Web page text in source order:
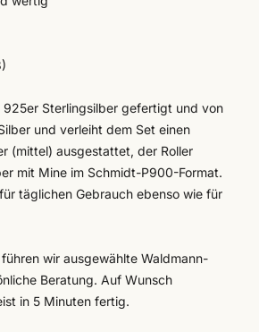
Sterlingsilber gefertigt und von
und verleiht dem Set einen
(mittel) ausgestattet, der Roller
mit Mine im Schmidt-P900-Format.
täglichen Gebrauch ebenso wie für
wir ausgewählte Waldmann-
Beratung. Auf Wunsch
in 5 Minuten fertig.